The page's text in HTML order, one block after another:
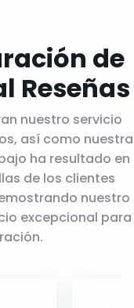
de
Reseñas
nuestro servicio
así como nuestra
ha resultado en
de los clientes
nuestro
excepcional para